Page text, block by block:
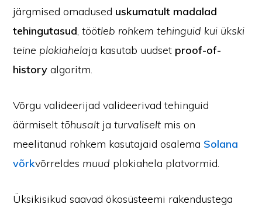
järgmised omadused uskumatult madalad
tehingutasud,töötleb rohkem tehinguid kui ükski
teine plokiahelaja kasutab uudset proof-of-
history algoritm.
Võrgu valideerijad valideerivad tehinguid
äärmiselttõhusalt jaturvaliselt mis on
meelitanud rohkem kasutajaid osalema Solana
võrkvõrreldes muud plokiahela platvormid.
Üksikisikud saavad ökosüsteemi rakendustega